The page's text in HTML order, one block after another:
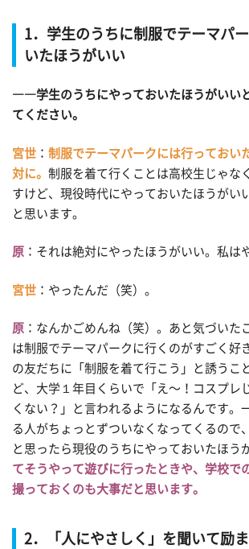
1．学生のうちに制服でテーマパ
いたほうがいい
――学生のうちにやっておいたほうがいい
てください。
宮世 ： 制服でテーマパークには行っておい
対に。 制服を着て行くことは高校生じゃな
すけど、現役時代にやっておいたほうがい
と思います。
原 ：それは絶対にやったほうがいい。私は
宮世 ：やったんだ（笑）。
原 ：なんかごめんね（笑）。あと気づいた
は制服でテーマパークに行くのがすごく好
の友だちに「制服を着て行こう」と誘うこ
ど、大学１年目くらいで「え〜！コスプレ
くない？」と言われるようになるんです。
る人がちょっとずついなくなってくるので
と思ったら現役のうちにやっておいたほう
てそうやって遊びに行ったときや、学校で
撮っておくのも大事だと思います。
2．「人にやさしく」を聞いて励